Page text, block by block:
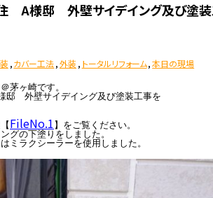
A様邸 外壁サイデイング及び塗
,カバー工法,外装 , トータルリフォーム,本日の現場
茅ヶ崎です。
邸　外壁サイデイング及び塗装工事を
FileNo.1 】をご覧ください。
グの下塗りをしました。